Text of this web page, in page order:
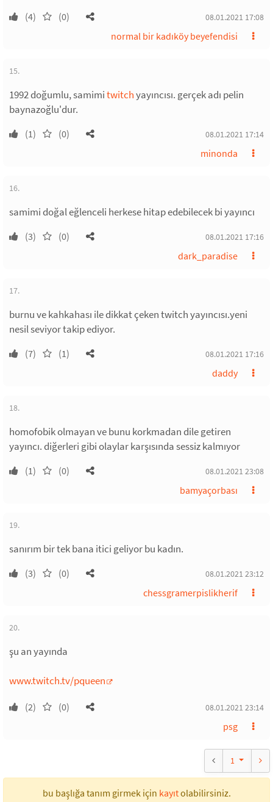
(4) (0) 08.01.2021 17:08
normal bir kadıköy beyefendisi
15.
1992 doğumlu, samimitwitchyayıncısı. gerçek adı pelin
baynazoğlu'dur.
(1) (0) 08.01.2021 17:14
minonda
16.
samimi doğal eğlenceli herkese hitap edebilecek bi yayıncı
(3) (0) 08.01.2021 17:16
dark_paradise
17.
burnu ve kahkahası ile dikkat çeken twitch yayıncısı.yeni
nesil seviyor takip ediyor.
(7) (1) 08.01.2021 17:16
daddy
18.
homofobik olmayan ve bunu korkmadan dile getiren
yayıncı. diğerleri gibi olaylar karşısında sessiz kalmıyor
(1) (0) 08.01.2021 23:08
bamyaçorbası
19.
sanırım bir tek bana itici geliyor bu kadın.
(3) (0) 08.01.2021 23:12
chessgramerpislikherif
20.
şu an yayında
www.twitch.tv/pqueen
(2) (0) 08.01.2021 23:14
psg
1
bu başlığa tanım girmek için kayıtolabilirsiniz.